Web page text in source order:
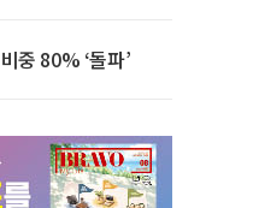
중 80% ‘돌파’